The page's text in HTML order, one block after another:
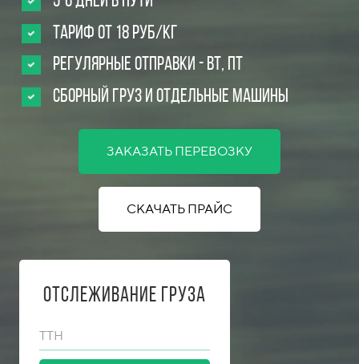
Тариф от 18 руб/кг
Регулярные Отправки - вт, пт
Сборный груз и отдельные машины
ЗАКАЗАТЬ ПЕРЕВОЗКУ
СКАЧАТЬ ПРАЙС
Отслеживание груза
ТТН